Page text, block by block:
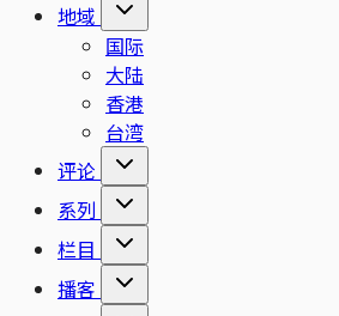
地域
国际
大陆
香港
台湾
评论
系列
栏目
播客